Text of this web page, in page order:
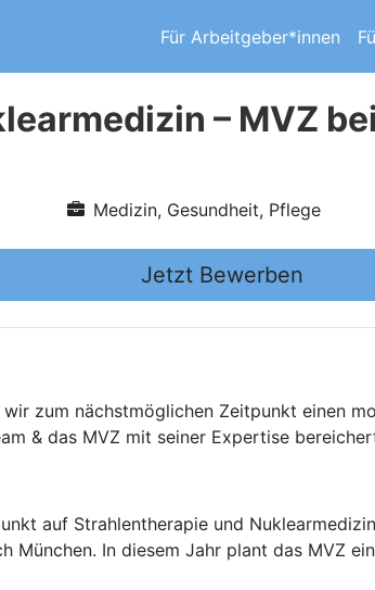
Für Arbeitgeber*innen
– MVZ
Medizin, Gesundheit, Pflege
Jetzt Bewerben
wir zum nächstmöglichen Zeitpunkt einen
& das MVZ mit seiner Expertise
auf Strahlentherapie und
München. In diesem Jahr plant das MVZ